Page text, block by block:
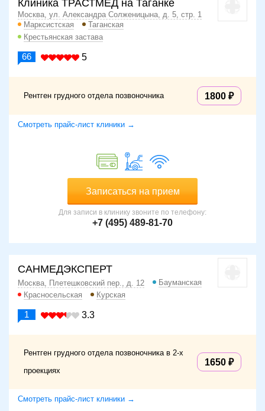
Клиника ТРАСТМЕД на Таганке
Москва, ул. Александра Солженицына, д. 5, стр. 1
Марксистская
Таганская
Крестьянская застава
66 5
Рентген грудного отдела позвоночника 1800
Смотреть прайс-лист клиники →
Записаться на прием
Для записи в клинику звоните по телефону:
+7 (495) 489-81-70
САНМЕДЭКСПЕРТ
Москва, Плетешковский пер., д. 12
Бауманская
Красносельская
Курская
1 3.3
Рентген грудного отдела позвоночника в 2-х
проекциях
1650
Смотреть прайс-лист клиники →